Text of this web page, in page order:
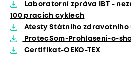
Laboratorní zpráva IBT -
100 pracích cyklech
Atesty Státního zdravotního
ProtecSom-Prohlaseni-o-
Certifikat-OEKO-TEX